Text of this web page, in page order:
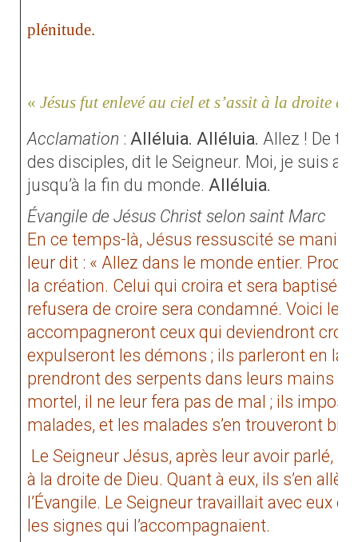
plénitude.
« Jésus fut enlevé au ciel et s’assit à la droite
Acclamation : Alléluia. Alléluia. Allez ! De
des disciples, dit le Seigneur. Moi, je suis
jusqu’à la fin du monde. Alléluia.
Évangile de Jésus Christ selon saint Marc
En ce temps-là, Jésus ressuscité se
leur dit : « Allez dans le monde entier.
la création. Celui qui croira et sera baptisé
refusera de croire sera condamné. Voici les
accompagneront ceux qui deviendront
expulseront les démons ; ils parleront en
prendront des serpents dans leurs mains
mortel, il ne leur fera pas de mal ; ils
malades, et les malades s’en trouveront
Le Seigneur Jésus, après leur avoir parlé,
à la droite de Dieu. Quant à eux, ils s’en
l’Évangile. Le Seigneur travaillait avec eux
les signes qui l’accompagnaient.